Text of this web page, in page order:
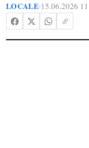
LOCALE•15.06.2026